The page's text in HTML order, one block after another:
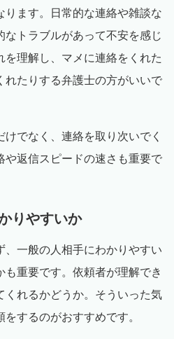
ります。日常的な連絡や雑談な
なトラブルがあって不安を感じ
を理解し、マメに連絡をくれた
れたりする弁護士の方がいいで
でなく、連絡を取り次いでく
や返信スピードの速さも重要で
りやすいか
、一般の人相手にわかりやすい
重要です。依頼者が理解でき
くれるかどうか。そういった気
するのがおすすめです。